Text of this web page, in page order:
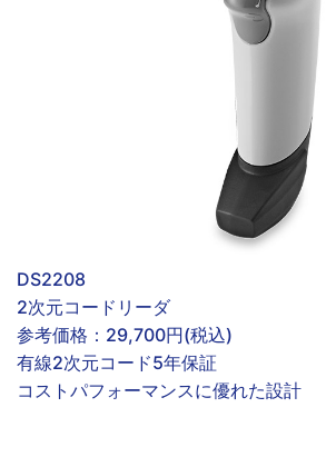
DS2208
2次元コードリーダ
参考価格： 29,700円(税込)
有線2次元コード5年保証
コストパフォーマンスに優れた設計